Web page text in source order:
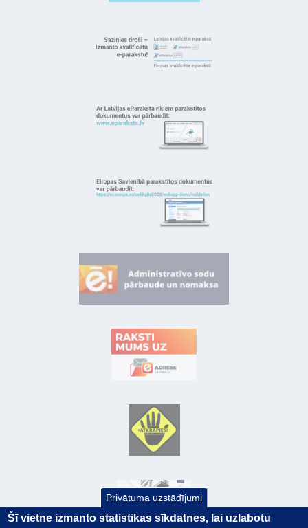
Privātuma uzstādījumi
Šī vietne izmanto statistikas sīkdatnes, lai uzlabotu